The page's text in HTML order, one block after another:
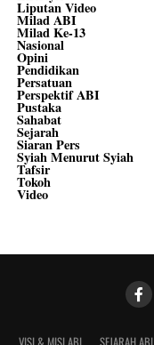
Liputan Video
Milad ABI
Milad Ke-13
Nasional
Opini
Pendidikan
Persatuan
Perspektif ABI
Pustaka
Sahabat
Sejarah
Siaran Pers
Syiah Menurut Syiah
Tafsir
Tokoh
Video